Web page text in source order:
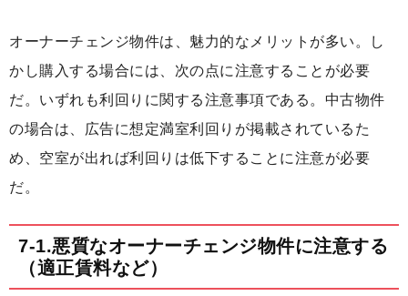
オーナーチェンジ物件は、魅力的なメリットが多い。し
かし購入する場合には、次の点に注意することが必要
だ。いずれも利回りに関する注意事項である。中古物件
の場合は、広告に想定満室利回りが掲載されているた
め、空室が出れば利回りは低下することに注意が必要
だ。
7-1.悪質なオーナーチェンジ物件に注意する
（適正賃料など）